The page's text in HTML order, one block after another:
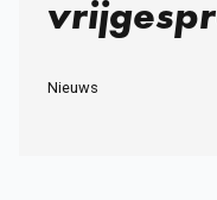
Nieuws